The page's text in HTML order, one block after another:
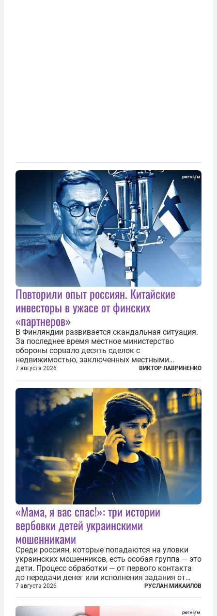
Повторили опыт россиян. Китайские
инвесторы в ужасе от финских
«партнеров»
В Финляндии развивается скандальная ситуация.
За последнее время местное министерство
обороны сорвало десять сделок с
недвижимостью, заключенных местными
фирмами с китайским капиталом. Чиновники
заявили, что они могли заключаться с целью
создания в Финляндии шпионской сети, чтобы
следить за...
7 августа 2026 ВИКТОР ЛАВРИНЕНКО
«Мама, я вас спас!»: три истории
вербовки детей украинскими
мошенниками
Среди россиян, которые попадаются на уловки
украинских мошенников, есть особая группа — это
дети. Процесс обработки — от первого контакта
до передачи денег или исполнения задания от
кураторов может занять от двух часов до
нескольких месяцев. Детей превращают в
послушных исполнителей, которые...
7 августа 2026 РУСЛАН МИКАИЛОВ